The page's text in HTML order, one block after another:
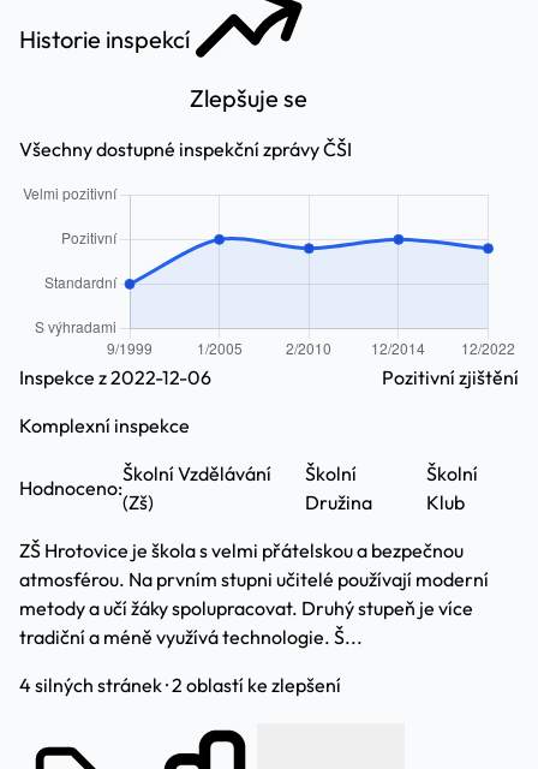
Historie inspekcí
Zlepšuje se
Všechny dostupné inspekční zprávy ČŠI
Inspekce z 2022-12-06
Komplexní inspekce
Pozitivní zjištění
Hodnoceno:
Školní Vzdělávání
(Zš)
Školní
Družina
Školní
Klub
ZŠ Hrotovice je škola s velmi přátelskou a bezpečnou
atmosférou. Na prvním stupni učitelé používají moderní
metody a učí žáky spolupracovat. Druhý stupeň je více
tradiční a méně využívá technologie. Š...
4 silných stránek · 2 oblastí ke zlepšení